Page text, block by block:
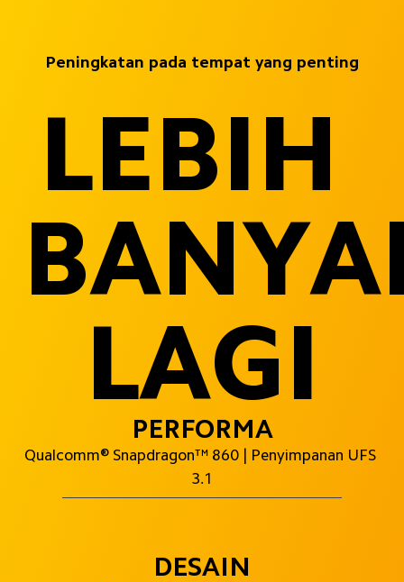
Peningkatan pada tempat yang penting
LEBIH
LAGI
PERFORMA
Qualcomm® Snapdragon™ 860 | Penyimpanan UFS
3.1
DESAIN